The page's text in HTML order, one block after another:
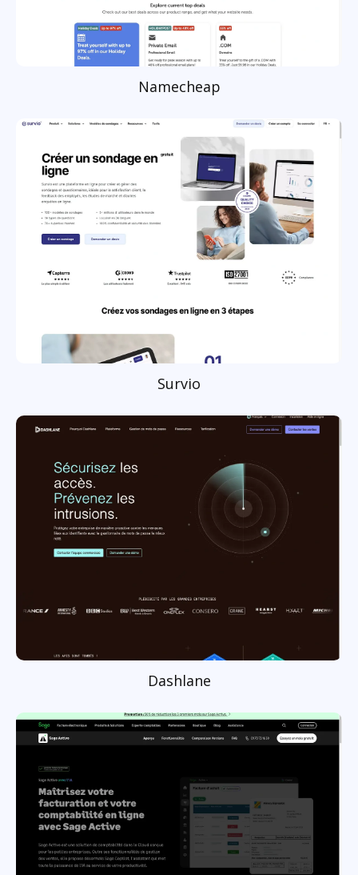
Namecheap
Survio
Dashlane